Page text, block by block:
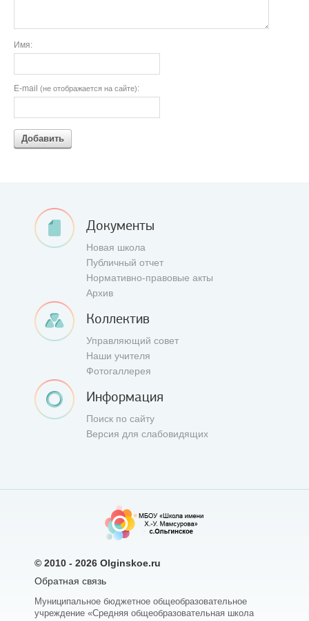
Имя:
E-mail (не отображается на сайте):
Добавить
Документы
Новая школа
Публичный отчет
Нормативно-правовые акты
Архив
Коллектив
Управляющий совет
Наши учителя
Фотогаллерея
Информация
Поиск по сайту
Версия для слабовидящих
© 2010 - 2026 Olginskoe.ru
Обратная связь
Муниципальное бюджетное общеобразовательное
учреждение «Средняя общеобразовательная школа